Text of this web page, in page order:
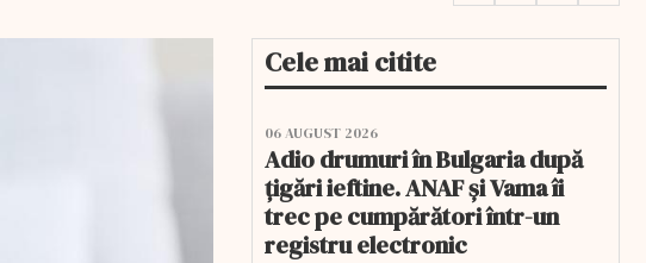
Cele mai citite
06 AUGUST 2026
Adio drumuri în Bulgaria după
țigări ieftine. ANAF și Vama îi
trec pe cumpărători într-un
registru electronic